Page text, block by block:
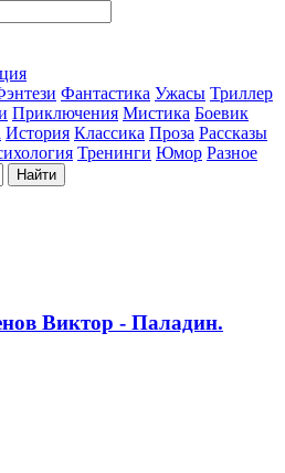
Фантастика Ужасы Триллер
Приключения Мистика Боевик
История Классика Проза Рассказы
Тренинги Юмор Разное
Найти
Виктор - Паладин.